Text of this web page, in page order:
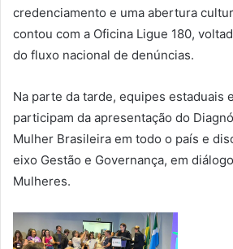
credenciamento e uma abertura
contou com a Oficina Ligue 180,
do fluxo nacional de denúncias.
Na parte da tarde, equipes estaduais
participam da apresentação do
Mulher Brasileira em todo o país e
eixo Gestão e Governança, em
Mulheres.